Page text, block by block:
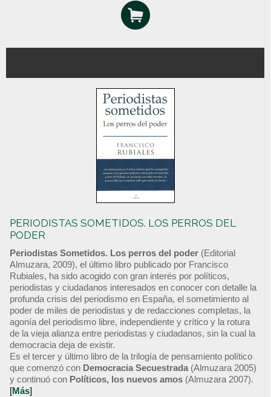
PERIODISTAS SOMETIDOS. LOS PERROS DEL
PODER
Periodistas Sometidos. Los perros del poder (Editorial
Almuzara, 2009), el último libro publicado por Francisco
Rubiales, ha sido acogido con gran interés por políticos,
periodistas y ciudadanos interesados en conocer con detalle la
profunda crisis del periodismo en España, el sometimiento al
poder de miles de periodistas y de redacciones completas, la
agonía del periodismo libre, independiente y crítico y la rotura
de la vieja alianza entre periodistas y ciudadanos, sin la cual la
democracia deja de existir.
Es el tercer y último libro de la trilogía de pensamiento político
que comenzó con Democracia Secuestrada (Almuzara 2005)
y continuó con Políticos, los nuevos amos (Almuzara 2007).
[Más]